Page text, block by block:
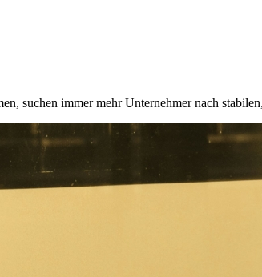
suchen immer mehr Unternehmer nach